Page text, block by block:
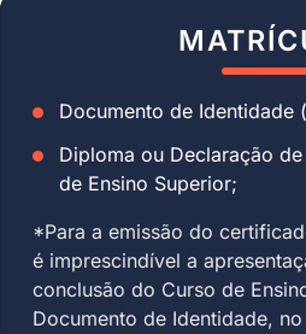
Documento de Identidade
Diploma ou Declaração
de Ensino Superior;
*Para a emissão do
é imprescindível a
conclusão do Curso de
Documento de Identidade,